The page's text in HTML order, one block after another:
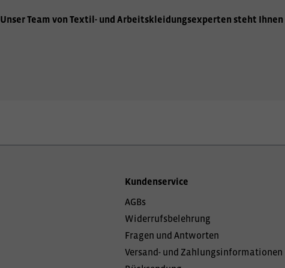
Unser Team von Textil- und Arbeitskleidungsexperten steht Ihnen
Kundenservice
AGBs
Widerrufsbelehrung
Fragen und Antworten
Versand- und Zahlungsinformationen